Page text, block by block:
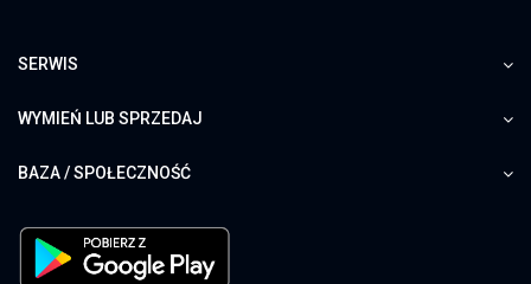
SERWIS
WYMIEŃ LUB SPRZEDAJ
BAZA / SPOŁECZNOŚĆ